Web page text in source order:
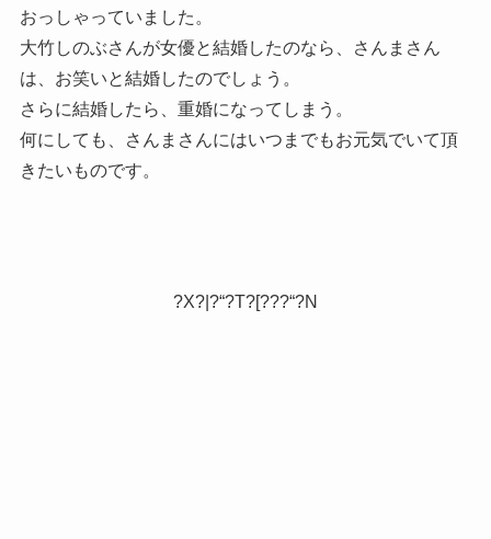
おっしゃっていました。
大竹しのぶさんが女優と結婚したのなら、さんまさん
は、お笑いと結婚したのでしょう。
さらに結婚したら、重婚になってしまう。
何にしても、さんまさんにはいつまでもお元気でいて頂
きたいものです。
?X?|?“?T?[???“?N